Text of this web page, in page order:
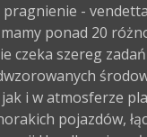
pragnienie -
ponad 20
czeka szereg
i w atmosferze
pojazdów,